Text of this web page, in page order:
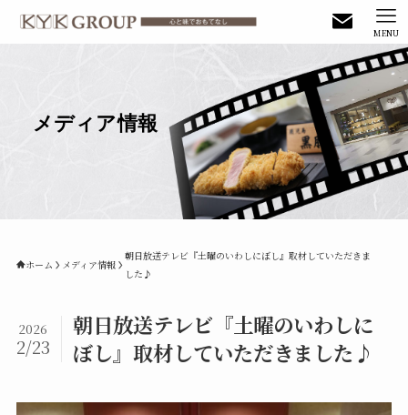
MENU
メディア情報
ホーム メディア情報
朝日放送テレビ『土曜のいわしにぼし』取材していただきま
した♪
朝日放送テレビ『土曜のいわしに
ぼし』取材していただきました♪
2026
2/23